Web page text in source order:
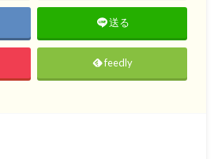
送る
feedly